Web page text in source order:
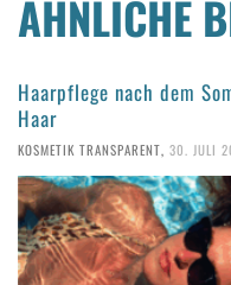
ÄHNLICHE
Haarpflege nach dem
Haar
KOSMETIK TRANSPARENT, 30. JULI